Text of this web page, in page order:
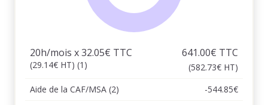
20h/mois x 32.05€ TTC
(29.14€ HT) (1)
641.00€ TTC
(582.73€ HT)
Aide de la CAF/MSA (2)
-544.85€